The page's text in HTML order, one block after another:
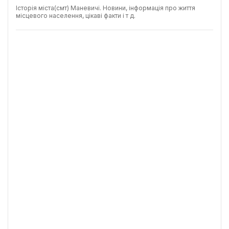
Історія міста(смт) Маневичі. Новини, інформація про життя
місцевого населення, цікаві факти і т д.